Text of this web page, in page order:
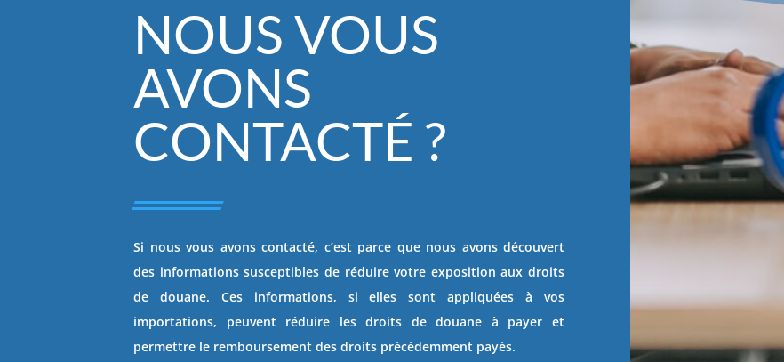
NOUS VOUS
AVONS
CONTACTÉ ?
Si nous vous avons contacté, c’est parce que nous avons découvert
des informations susceptibles de réduire votre exposition aux droits
de douane. Ces informations, si elles sont appliquées à vos
importations, peuvent réduire les droits de douane à payer et
permettre le remboursement des droits précédemment payés.